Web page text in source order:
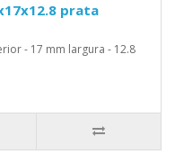
prata
- 17 mm largura - 12.8